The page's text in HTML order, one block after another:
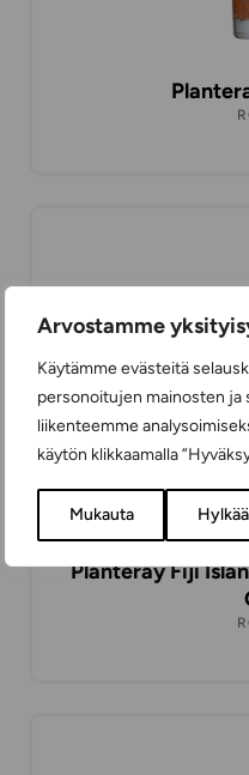
Arvostamme
Käytämme evästeitä
personoitujen mainosten ja
liikenteemme
käytön klikkaamalla
Mukauta
Planteray Fiji